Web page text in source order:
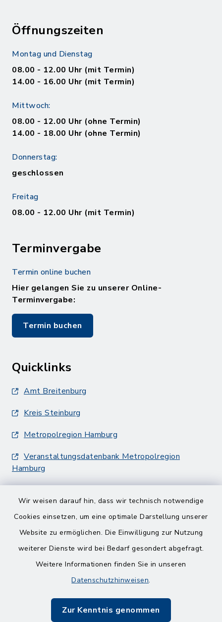
Wir weisen darauf hin, dass wir technisch notwendige
Cookies einsetzen, um eine optimale Darstellung unserer
Website zu ermöglichen. Die Einwilligung zur Nutzung
weiterer Dienste wird bei Bedarf gesondert abgefragt.
Weitere Informationen finden Sie in unseren
Datenschutzhinweisen.
Zur Kenntnis genommen
Öffnungszeiten
Montag und Dienstag
08.00 - 12.00 Uhr (mit Termin)
14.00 - 16.00 Uhr (mit Termin)
Mittwoch:
08.00 - 12.00 Uhr (ohne Termin)
14.00 - 18.00 Uhr (ohne Termin)
Donnerstag:
geschlossen
Freitag
08.00 - 12.00 Uhr (mit Termin)
Terminvergabe
Termin online buchen
Hier gelangen Sie zu unserer Online-
Terminvergabe:
Termin buchen
Quicklinks
Amt Breitenburg
Kreis Steinburg
Metropolregion Hamburg
Veranstaltungsdatenbank Metropolregion
Hamburg
Barrierefreiheit